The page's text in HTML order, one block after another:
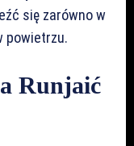
się zarówno w
powietrzu.
Runjaić